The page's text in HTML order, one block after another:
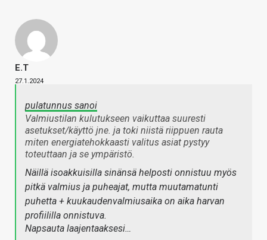
E.T
27.1.2024
pulatunnus sanoi
Valmiustilan kulutukseen vaikuttaa suuresti
asetukset/käyttö jne. ja toki niistä riippuen rauta
miten energiatehokkaasti valitus asiat pystyy
toteuttaan ja se ympäristö.
Näillä isoakkuisilla sinänsä helposti onnistuu myös
pitkä valmius ja puheajat, mutta muutamatunti
puhetta + kuukaudenvalmiusaika on aika harvan
profiililla onnistuva.
Napsauta laajentaaksesi…